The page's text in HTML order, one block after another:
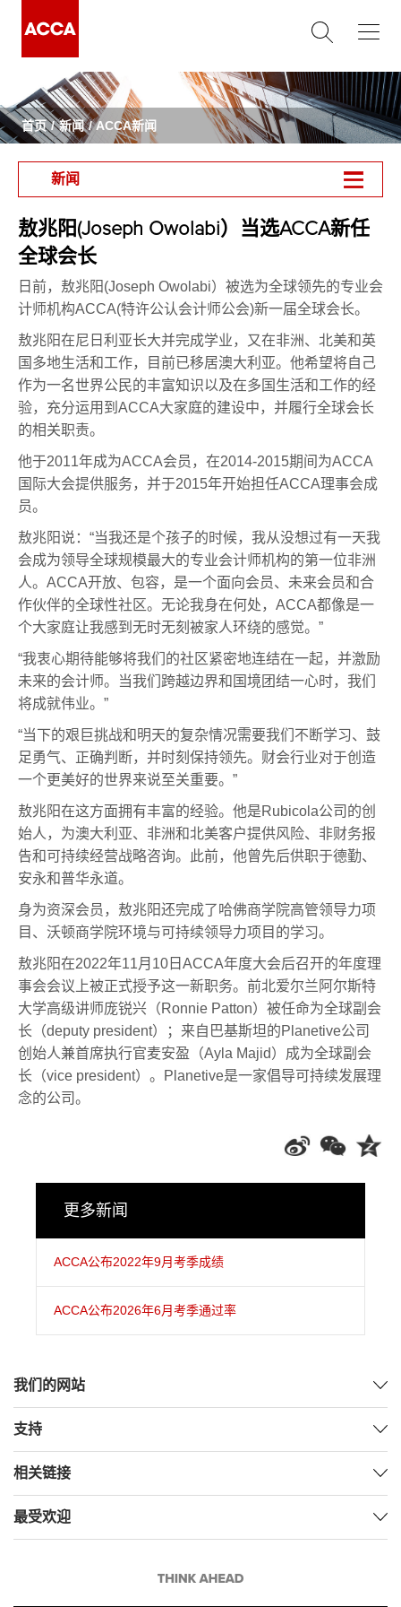
首页 新闻 ACCA新闻
新闻
敖兆阳(Joseph Owolabi）当选ACCA新任
全球会长
日前，敖兆阳(Joseph Owolabi）被选为全球领先的专业会
计师机构ACCA(特许公认会计师公会)新一届全球会长。
敖兆阳在尼日利亚长大并完成学业，又在非洲、北美和英
国多地生活和工作，目前已移居澳大利亚。他希望将自己
作为一名世界公民的丰富知识以及在多国生活和工作的经
验，充分运用到ACCA大家庭的建设中，并履行全球会长
的相关职责。
他于2011年成为ACCA会员，在2014-2015期间为ACCA
国际大会提供服务，并于2015年开始担任ACCA理事会成
员。
敖兆阳说：“当我还是个孩子的时候，我从没想过有一天我
会成为领导全球规模最大的专业会计师机构的第一位非洲
人。ACCA开放、包容，是一个面向会员、未来会员和合
作伙伴的全球性社区。无论我身在何处，ACCA都像是一
个大家庭让我感到无时无刻被家人环绕的感觉。”
“我衷心期待能够将我们的社区紧密地连结在一起，并激励
未来的会计师。当我们跨越边界和国境团结一心时，我们
将成就伟业。”
“当下的艰巨挑战和明天的复杂情况需要我们不断学习、鼓
足勇气、正确判断，并时刻保持领先。财会行业对于创造
一个更美好的世界来说至关重要。”
敖兆阳在这方面拥有丰富的经验。他是Rubicola公司的创
始人，为澳大利亚、非洲和北美客户提供风险、非财务报
告和可持续经营战略咨询。此前，他曾先后供职于德勤、
安永和普华永道。
身为资深会员，敖兆阳还完成了哈佛商学院高管领导力项
目、沃顿商学院环境与可持续领导力项目的学习。
敖兆阳在2022年11月10日ACCA年度大会后召开的年度理
事会会议上被正式授予这一新职务。前北爱尔兰阿尔斯特
大学高级讲师庞锐兴（Ronnie Patton）被任命为全球副会
长（deputy president）；来自巴基斯坦的Planetive公司
创始人兼首席执行官麦安盈（Ayla Majid）成为全球副会
长（vice president）。Planetive是一家倡导可持续发展理
念的公司。
更多新闻
ACCA公布2022年9月考季成绩
ACCA公布2026年6月考季通过率
我们的网站
支持
相关链接
最受欢迎